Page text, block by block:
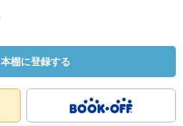
本棚に登録する